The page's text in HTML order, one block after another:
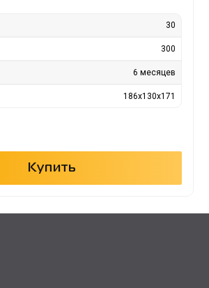
30
300
6 месяцев
186x130x171
Купить